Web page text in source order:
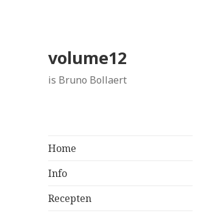
volume12
is Bruno Bollaert
Home
Info
Recepten